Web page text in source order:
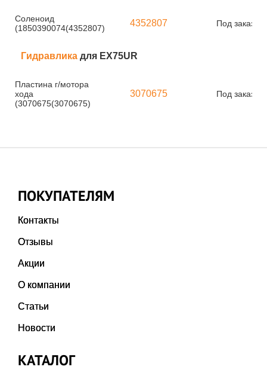
Соленоид
(1850390074(4352807)
4352807 Под заказ
Гидравлика для EX75UR
Пластина г/мотора
хода
(3070675(3070675)
3070675 Под заказ
ПОКУПАТЕЛЯМ
Контакты
Отзывы
Акции
О компании
Статьи
Новости
КАТАЛОГ